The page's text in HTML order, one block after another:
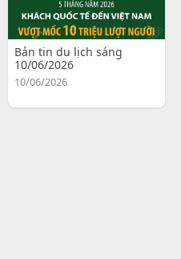
Bản tin du lịch sáng
10/06/2026
10/06/2026